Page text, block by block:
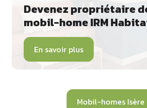
Devenez propriétaire
mobil-home IRM
En savoir plus
Mobil-homes Isère